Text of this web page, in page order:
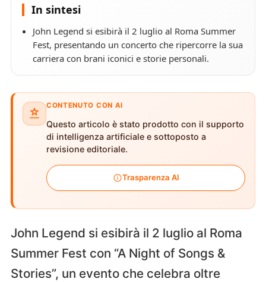
In sintesi
John Legend si esibirà il 2 luglio al Roma Summer
Fest, presentando un concerto che ripercorre la sua
carriera con brani iconici e storie personali.
CONTENUTO CON AI
Questo articolo è stato prodotto con il supporto
di intelligenza artificiale e sottoposto a
revisione editoriale.
Trasparenza AI
John Legend si esibirà il 2 luglio al Roma
Summer Fest con “A Night of Songs &
Stories”, un evento che celebra oltre